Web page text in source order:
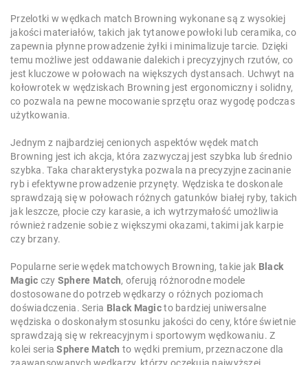
Przelotki w wędkach match Browning wykonane są z wysokiej
jakości materiałów, takich jak tytanowe powłoki lub ceramika, co
zapewnia płynne prowadzenie żyłki i minimalizuje tarcie. Dzięki
temu możliwe jest oddawanie dalekich i precyzyjnych rzutów, co
jest kluczowe w połowach na większych dystansach. Uchwyt na
kołowrotek w wędziskach Browning jest ergonomiczny i solidny,
co pozwala na pewne mocowanie sprzętu oraz wygodę podczas
użytkowania.
Jednym z najbardziej cenionych aspektów wędek match
Browning jest ich akcja, która zazwyczaj jest szybka lub średnio
szybka. Taka charakterystyka pozwala na precyzyjne zacinanie
ryb i efektywne prowadzenie przynęty. Wędziska te doskonale
sprawdzają się w połowach różnych gatunków białej ryby, takich
jak leszcze, płocie czy karasie, a ich wytrzymałość umożliwia
również radzenie sobie z większymi okazami, takimi jak karpie
czy brzany.
Popularne serie wędek matchowych Browning, takie jak Black
Magic czy Sphere Match, oferują różnorodne modele
dostosowane do potrzeb wędkarzy o różnych poziomach
doświadczenia. Seria Black Magicto bardziej uniwersalne
wędziska o doskonałym stosunku jakości do ceny, które świetnie
sprawdzają się w rekreacyjnym i sportowym wędkowaniu. Z
kolei seriaSphere Match to wędki premium, przeznaczone dla